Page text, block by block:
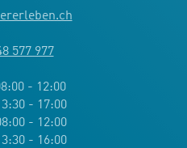
577 977
- 12:00
- 17:00
- 12:00
- 16:00